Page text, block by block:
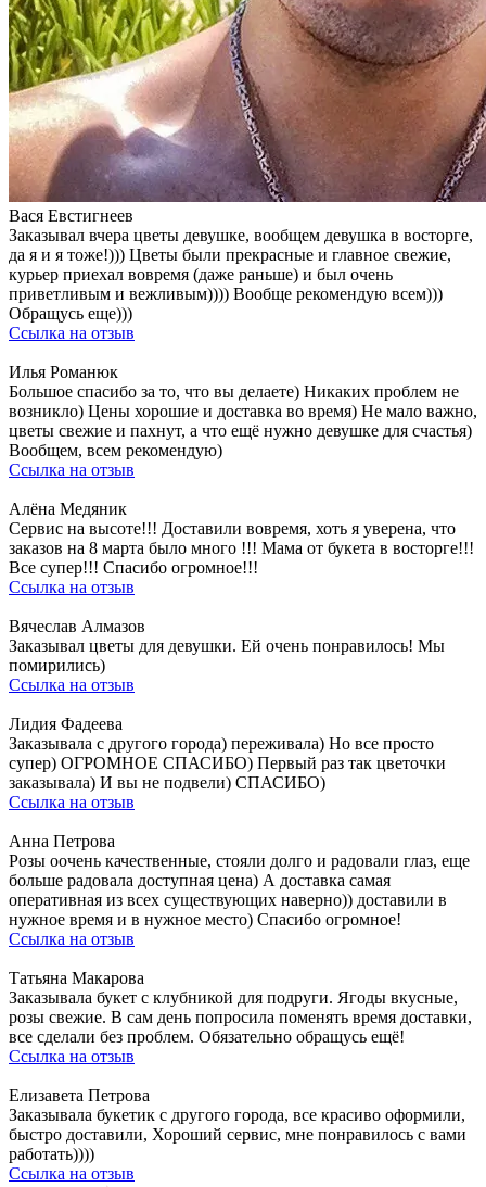
Вася Евстигнеев
Заказывал вчера цветы девушке, вообщем девушка в восторге,
да я и я тоже!))) Цветы были прекрасные и главное свежие,
курьер приехал вовремя (даже раньше) и был очень
приветливым и вежливым)))) Вообще рекомендую всем)))
Обращусь еще)))
Ссылка на отзыв
Илья Романюк
Большое спасибо за то, что вы делаете) Никаких проблем не
возникло) Цены хорошие и доставка во время) Не мало важно,
цветы свежие и пахнут, а что ещё нужно девушке для счастья)
Вообщем, всем рекомендую)
Ссылка на отзыв
Алёна Медяник
Сервис на высоте!!! Доставили вовремя, хоть я уверена, что
заказов на 8 марта было много !!! Мама от букета в восторге!!!
Все супер!!! Спасибо огромное!!!
Ссылка на отзыв
Вячеслав Алмазов
Заказывал цветы для девушки. Ей очень понравилось! Мы
помирились)
Ссылка на отзыв
Лидия Фадеева
Заказывала с другого города) переживала) Но все просто
супер) ОГРОМНОЕ СПАСИБО) Первый раз так цветочки
заказывала) И вы не подвели) СПАСИБО)
Ссылка на отзыв
Анна Петрова
Розы оочень качественные, стояли долго и радовали глаз, еще
больше радовала доступная цена) А доставка самая
оперативная из всех существующих наверно)) доставили в
нужное время и в нужное место) Спасибо огромное!
Ссылка на отзыв
Татьяна Макарова
Заказывала букет с клубникой для подруги. Ягоды вкусные,
розы свежие. В сам день попросила поменять время доставки,
все сделали без проблем. Обязательно обращусь ещё!
Ссылка на отзыв
Елизавета Петрова
Заказывала букетик с другого города, все красиво оформили,
быстро доставили, Хороший сервис, мне понравилось с вами
работать))))
Ссылка на отзыв